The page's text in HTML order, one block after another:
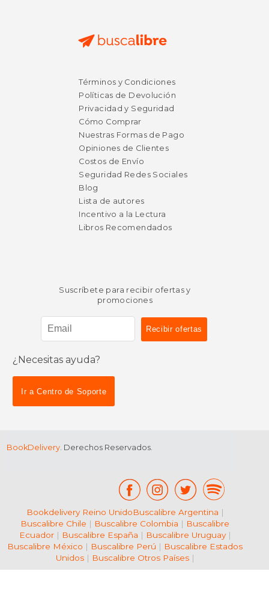
$ 16.99
$ 14.99
12%
dcto.
12%
Términos y Condiciones
Políticas de Devolución
Privacidad y Seguridad
Cómo Comprar
Nuestras Formas de Pago
Opiniones de Clientes
Costos de Envío
Seguridad Redes Sociales
Blog
Lista de autores
Incentivo a la Lectura
Libros Recomendados
Suscríbete para recibir ofertas y
promociones
¿Necesitas ayuda?
Ir a Centro de Soporte
BookDelivery. Derechos Reservados.
Bookdelivery Reino UnidoBuscalibre Argentina |
Buscalibre Chile | Buscalibre Colombia | Buscalibre
Ecuador| Buscalibre España | Buscalibre Uruguay|
Buscalibre México | Buscalibre Perú | Buscalibre Estados
Unidos| Buscalibre Otros Países|